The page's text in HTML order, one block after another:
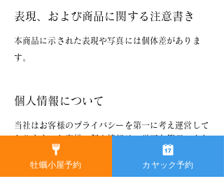
表現、および商品に関する注意書き
本商品に示された表現や写真には個体差がありま
す。
個人情報について
当社はお客様のプライバシーを第一に考え運営して
おります。お客様の個人情報は、厳正な管理のもと
で安全に蓄積、保管しております。当該個人情報
は、お客様の同意を得た場合、法律によって要求さ
れた場合、あるいは当社の権利や財産を保護する必
牡蠣小屋予約 カヤック予約